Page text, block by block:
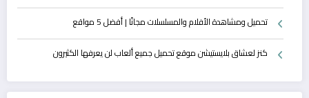
تحميل ومشاهدة الأفلام والمسلسلات مجانًا | أفضل 5 مواقع
كنز لعشاق بلايستيشن موقع تحميل جميع ألعاب لن يعرفها الكثيرون